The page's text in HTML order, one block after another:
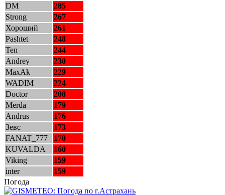
DM
285
Strong
267
Хороший
261
Pashtet
248
Ten
244
Andrey
230
MaxAk
229
WADIM
224
Doctor
208
Merda
179
Andrus
176
Зевс
173
FANAT_777
170
KUVALDA
160
Viking
159
inter
159
Погода